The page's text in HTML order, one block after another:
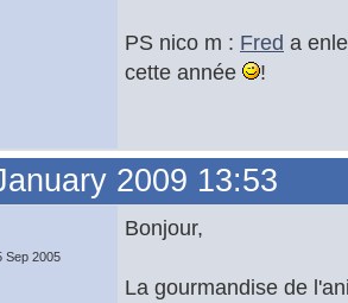
PS nico m : Fred a
cette année
!
2009 13:53
Sep 2005
Bonjour,
La gourmandise de